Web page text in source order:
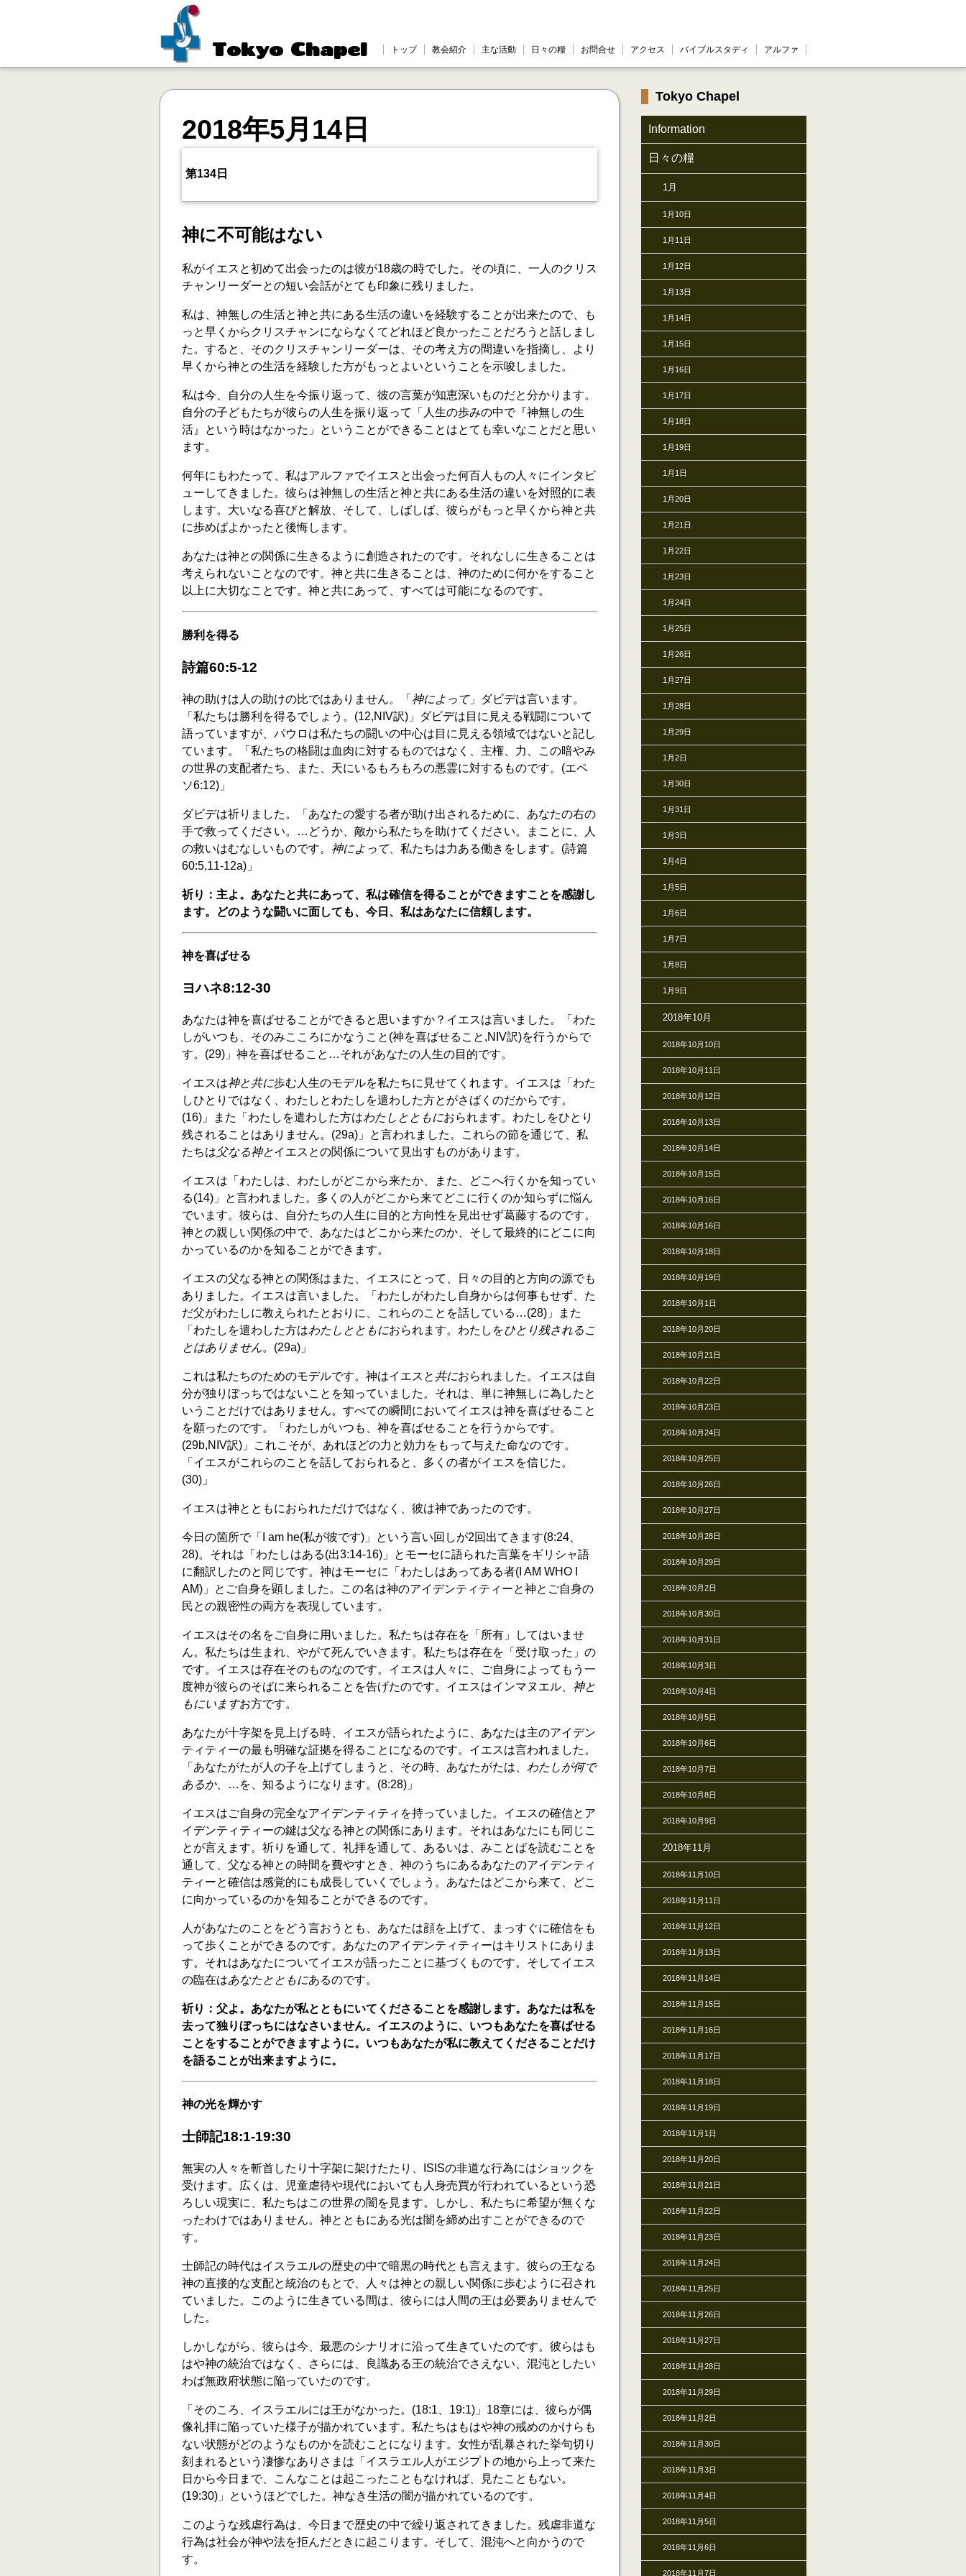
Tokyo Chapel トップ 教会紹介 主な活動 日々の糧 お問合せ アクセス バイブルスタディ アルファ
2018年5月14日
第134日
神に不可能はない
私がイエスと初めて出会ったのは彼が18歳の時でした。その頃に、一人のクリス
チャンリーダーとの短い会話がとても印象に残りました。
私は、神無しの生活と神と共にある生活の違いを経験することが出来たので、も
っと早くからクリスチャンにならなくてどれほど良かったことだろうと話しまし
た。すると、そのクリスチャンリーダーは、その考え方の間違いを指摘し、より
早くから神との生活を経験した方がもっとよいということを示唆しました。
私は今、自分の人生を今振り返って、彼の言葉が知恵深いものだと分かります。
自分の子どもたちが彼らの人生を振り返って「人生の歩みの中で『神無しの生
活』という時はなかった」ということができることはとても幸いなことだと思い
ます。
何年にもわたって、私はアルファでイエスと出会った何百人もの人々にインタビ
ューしてきました。彼らは神無しの生活と神と共にある生活の違いを対照的に表
します。大いなる喜びと解放、そして、しばしば、彼らがもっと早くから神と共
に歩めばよかったと後悔します。
あなたは神との関係に生きるように創造されたのです。それなしに生きることは
考えられないことなのです。神と共に生きることは、神のために何かをすること
以上に大切なことです。神と共にあって、すべては可能になるのです。
勝利を得る
詩篇60:5-12
神の助けは人の助けの比ではありません。「 神によって」ダビデは言います。
「私たちは勝利を得るでしょう。(12,NIV訳)」ダビデは目に見える戦闘について
語っていますが、パウロは私たちの闘いの中心は目に見える領域ではないと記し
ています。「私たちの格闘は血肉に対するものではなく、主権、力、この暗やみ
の世界の支配者たち、また、天にいるもろもろの悪霊に対するものです。(エペ
ソ6:12)」
ダビデは祈りました。「あなたの愛する者が助け出されるために、あなたの右の
手で救ってください。…どうか、敵から私たちを助けてください。まことに、人
の救いはむなしいものです。 神によって、私たちは力ある働きをします。(詩篇
60:5,11-12a)」
祈り：主よ。あなたと共にあって、私は確信を得ることができますことを感謝し
ます。どのような闘いに面しても、今日、私はあなたに信頼します。
神を喜ばせる
ヨハネ8:12-30
あなたは神を喜ばせることができると思いますか？イエスは言いました。「わた
しがいつも、そのみこころにかなうこと(神を喜ばせること,NIV訳)を行うからで
す。(29)」神を喜ばせること…それがあなたの人生の目的です。
イエスは神と共に歩む人生のモデルを私たちに見せてくれます。イエスは「わた
しひとりではなく、わたしとわたしを遣わした方とがさばくのだからです。
(16)」また「わたしを遣わした方はわたしとともにおられます。わたしをひとり
残されることはありません。(29a)」と言われました。これらの節を通じて、私
たちは父なる神とイエスとの関係について見出すものがあります。
イエスは「わたしは、わたしがどこから来たか、また、どこへ行くかを知ってい
る(14)」と言われました。多くの人がどこから来てどこに行くのか知らずに悩ん
でいます。彼らは、自分たちの人生に目的と方向性を見出せず葛藤するのです。
神との親しい関係の中で、あなたはどこから来たのか、そして最終的にどこに向
かっているのかを知ることができます。
イエスの父なる神との関係はまた、イエスにとって、日々の目的と方向の源でも
ありました。イエスは言いました。「わたしがわたし自身からは何事もせず、た
だ父がわたしに教えられたとおりに、これらのことを話している…(28)」また
「わたしを遣わした方はわたしとともにおられます。わたしをひとり残されるこ
とはありません。(29a)」
これは私たちのためのモデルです。神はイエスと 共におられました。イエスは自
分が独りぼっちではないことを知っていました。それは、単に神無しに為したと
いうことだけではありません。すべての瞬間においてイエスは神を喜ばせること
を願ったのです。「わたしがいつも、神を喜ばせることを行うからです。
(29b,NIV訳)」これこそが、あれほどの力と効力をもって与えた命なのです。
「イエスがこれらのことを話しておられると、多くの者がイエスを信じた。
(30)」
イエスは神とともにおられただけではなく、彼は神であったのです。
今日の箇所で「I am he(私が彼です)」という言い回しが2回出てきます(8:24、
28)。それは「わたしはある(出3:14-16)」とモーセに語られた言葉をギリシャ語
に翻訳したのと同じです。神はモーセに「わたしはあってある者(I AM WHO I
AM)」とご自身を顕しました。この名は神のアイデンティティーと神とご自身の
民との親密性の両方を表現しています。
イエスはその名をご自身に用いました。私たちは存在を「所有」してはいませ
ん。私たちは生まれ、やがて死んでいきます。私たちは存在を「受け取った」の
です。イエスは存在そのものなのです。イエスは人々に、ご自身によってもう一
度神が彼らのそばに来られることを告げたのです。イエスはインマヌエル、 神と
もにいますお方です。
あなたが十字架を見上げる時、イエスが語られたように、あなたは主のアイデン
ティティーの最も明確な証拠を得ることになるのです。イエスは言われました。
「あなたがたが人の子を上げてしまうと、その時、あなたがたは、 わたしが何で
あるか、…を、知るようになります。(8:28)」
イエスはご自身の完全なアイデンティティを持っていました。イエスの確信とア
イデンティティーの鍵は父なる神との関係にあります。それはあなたにも同じこ
とが言えます。祈りを通して、礼拝を通して、あるいは、みことばを読むことを
通して、父なる神との時間を費やすとき、神のうちにあるあなたのアイデンティ
ティーと確信は感覚的にも成長していくでしょう。あなたはどこから来て、どこ
に向かっているのかを知ることができるのです。
人があなたのことをどう言おうとも、あなたは顔を上げて、まっすぐに確信をも
って歩くことができるのです。あなたのアイデンティティーはキリストにありま
す。それはあなたについてイエスが語ったことに基づくものです。そしてイエス
の臨在はあなたとともにあるのです。
祈り：父よ。あなたが私とともにいてくださることを感謝します。あなたは私を
去って独りぼっちにはなさいません。イエスのように、いつもあなたを喜ばせる
ことをすることができますように。いつもあなたが私に教えてくださることだけ
を語ることが出来ますように。
神の光を輝かす
士師記18:1-19:30
無実の人々を斬首したり十字架に架けたたり、ISISの非道な行為にはショックを
受けます。広くは、児童虐待や現代においても人身売買が行われているという恐
ろしい現実に、私たちはこの世界の闇を見ます。しかし、私たちに希望が無くな
ったわけではありません。神とともにある光は闇を締め出すことができるので
す。
士師記の時代はイスラエルの歴史の中で暗黒の時代とも言えます。彼らの王なる
神の直接的な支配と統治のもとで、人々は神との親しい関係に歩むように召され
ていました。このように生きている間は、彼らには人間の王は必要ありませんで
した。
しかしながら、彼らは今、最悪のシナリオに沿って生きていたのです。彼らはも
はや神の統治ではなく、さらには、良識ある王の統治でさえない、混沌としたい
わば無政府状態に陥っていたのです。
「そのころ、イスラエルには王がなかった。(18:1、19:1)」18章には、彼らが偶
像礼拝に陥っていた様子が描かれています。私たちはもはや神の戒めのかけらも
ない状態がどのようなものかを読むことになります。女性が乱暴された挙句切り
刻まれるという凄惨なありさまは「イスラエル人がエジプトの地から上って来た
日から今日まで、こんなことは起こったこともなければ、見たこともない。
(19:30)」というほどでした。神なき生活の闇が描かれているのです。
このような残虐行為は、今日まで歴史の中で繰り返されてきました。残虐非道な
行為は社会が神や法を拒んだときに起こります。そして、混沌へと向かうので
す。
Tokyo Chapel
Information
日々の糧
1月
1月10日
1月11日
1月12日
1月13日
1月14日
1月15日
1月16日
1月17日
1月18日
1月19日
1月1日
1月20日
1月21日
1月22日
1月23日
1月24日
1月25日
1月26日
1月27日
1月28日
1月29日
1月2日
1月30日
1月31日
1月3日
1月4日
1月5日
1月6日
1月7日
1月8日
1月9日
2018年10月
2018年10月10日
2018年10月11日
2018年10月12日
2018年10月13日
2018年10月14日
2018年10月15日
2018年10月16日
2018年10月16日
2018年10月18日
2018年10月19日
2018年10月1日
2018年10月20日
2018年10月21日
2018年10月22日
2018年10月23日
2018年10月24日
2018年10月25日
2018年10月26日
2018年10月27日
2018年10月28日
2018年10月29日
2018年10月2日
2018年10月30日
2018年10月31日
2018年10月3日
2018年10月4日
2018年10月5日
2018年10月6日
2018年10月7日
2018年10月8日
2018年10月9日
2018年11月
2018年11月10日
2018年11月11日
2018年11月12日
2018年11月13日
2018年11月14日
2018年11月15日
2018年11月16日
2018年11月17日
2018年11月18日
2018年11月19日
2018年11月1日
2018年11月20日
2018年11月21日
2018年11月22日
2018年11月23日
2018年11月24日
2018年11月25日
2018年11月26日
2018年11月27日
2018年11月28日
2018年11月29日
2018年11月2日
2018年11月30日
2018年11月3日
2018年11月4日
2018年11月5日
2018年11月6日
2018年11月7日